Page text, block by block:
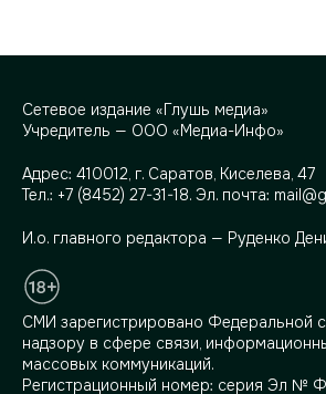
Сетевое издание «Глушь медиа»
Учредитель — ООО «Медиа-Инфо»
Адрес: 410012, г. Саратов, Киселева, 47
Тел.: +7 (8452) 27-31-18. Эл. почта:
И.о. главного редактора — Руденко
СМИ зарегистрировано Федеральной
надзору в сфере связи,
массовых коммуникаций.
Регистрационный номер: серия Эл №